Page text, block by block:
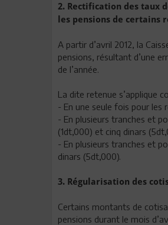
2. Rectification des taux
les pensions de certains
A partir d’avril 2012, la
pensions, résultant d’une
de l’année.
La dite retenue s’applique
- En une seule fois pour les
- En plusieurs tranches et
(1dt,000) et cinq dinars
- En plusieurs tranches et
dinars (5dt,000).
3. Régularisation des
Certains montants de
pensions durant le mois